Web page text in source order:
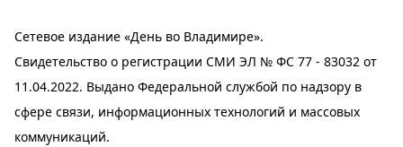
Сетевое издание «День во Владимире».
Свидетельство о регистрации СМИ ЭЛ № ФС 77 - 83032 от
11.04.2022. Выдано Федеральной службой по надзору в
сфере связи, информационных технологий и массовых
коммуникаций.